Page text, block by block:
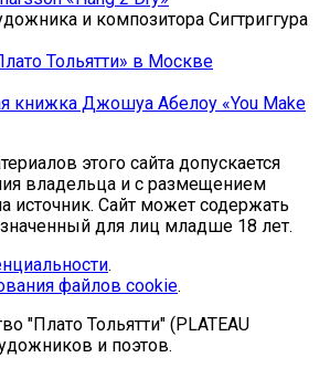
и композитора Сигтриггура
Тольятти» в Москве
книжка Джошуа Абелоу «You Make
этого сайта допускается
владельца и с размещением
источник. Сайт может содержать
для лиц младше 18 лет.
.
файлов cookie.
"Плато Тольятти" (PLATEAU
и поэтов.